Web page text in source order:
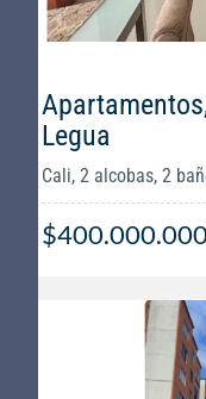
Legua
Cali, 2 alcobas, 2
$400.000.000